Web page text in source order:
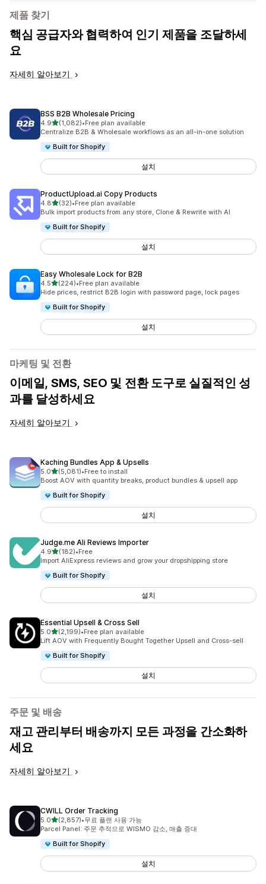
제품 찾기
핵심 공급자와 협력하여 인기 제품을 조달하세
요
자세히 알아보기
BSS B2B Wholesale Pricing
4.9별 5개 중
(1,082)
총 리뷰 1082개
•Free plan available
Centralize B2B & Wholesale workflows as an all-in-one solution
Built for Shopify
설치
ProductUpload.ai Copy Products
4.8별 5개 중
(32)
총 리뷰 32개
•Free plan available
Bulk import products from any store, Clone & Rewrite with AI
Built for Shopify
설치
Easy Wholesale Lock for B2B
4.5별 5개 중
(224)
총 리뷰 224개
•Free plan available
Hide prices, restrict B2B login with password page, lock pages
Built for Shopify
설치
마케팅 및 전환
이메일, SMS, SEO 및 전환 도구로 실질적인 성
과를 달성하세요
자세히 알아보기
Kaching Bundles App & Upsells
5.0별 5개 중
(5,081)
총 리뷰 5081개
•Free to install
Boost AOV with quantity breaks, product bundles & upsell app
Built for Shopify
설치
Judge.me Ali Reviews Importer
4.9별 5개 중
(182)
총 리뷰 182개
•Free
Import AliExpress reviews and grow your dropshipping store
Built for Shopify
설치
Essential Upsell & Cross Sell
5.0별 5개 중
(2,199)
총 리뷰 2199개
•Free plan available
Lift AOV with Frequently Bought Together Upsell and Cross-sell
Built for Shopify
설치
주문 및 배송
재고 관리부터 배송까지 모든 과정을 간소화하
세요
자세히 알아보기
CWILL Order Tracking
5.0별 5개 중
(2,857)
총 리뷰 2857개
•무료 플랜 사용 가능
Parcel Panel: 주문 추적으로 WISMO 감소, 매출 증대
Built for Shopify
설치